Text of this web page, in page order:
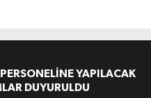
YAPILACAK
DUYURULDU